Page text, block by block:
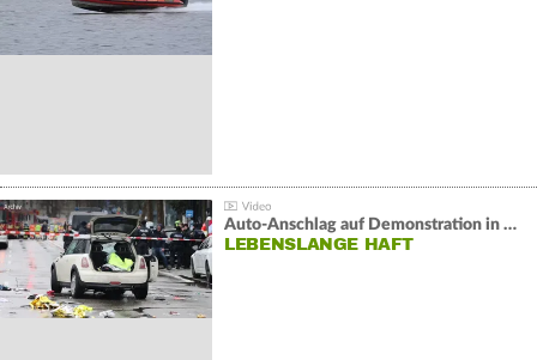
Auto-Anschlag auf Demonstration in München:
LEBENSLANGE HAFT